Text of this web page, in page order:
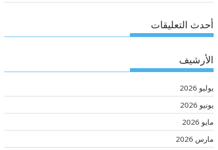
أحدث التعليقات
الأرشيف
يوليو 2026
يونيو 2026
مايو 2026
مارس 2026